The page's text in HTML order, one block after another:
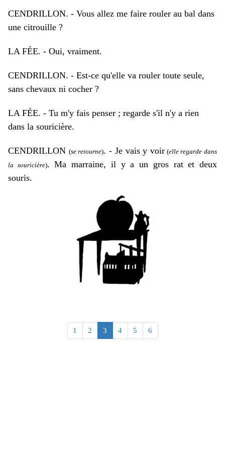
CENDRILLON. - Vous allez me faire rouler au bal dans
une citrouille ?
LA FÉE. - Oui, vraiment.
CENDRILLON. - Est-ce qu'elle va rouler toute seule,
sans chevaux ni cocher ?
LA FÉE. - Tu m'y fais penser ; regarde s'il n'y a rien
dans la souricière.
CENDRILLON (se retourne). - Je vais y voir(elle regarde dans
la souricière). Ma marraine, il y a un gros rat et deux
souris.
1 2 3 4 5 6